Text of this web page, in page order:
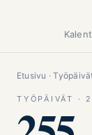
Etusivu ·
TYÖPÄIVÄT ·